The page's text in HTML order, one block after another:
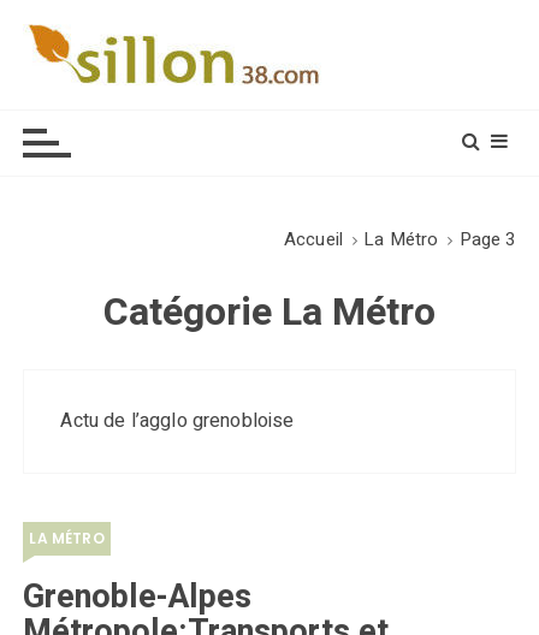
Accueil La Métro Page 3
Catégorie La Métro
Actu de l’agglo grenobloise
LA MÉTRO
Grenoble-Alpes